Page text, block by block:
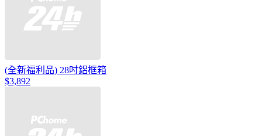
(全新福利品) 28吋鋁框箱
$3,892